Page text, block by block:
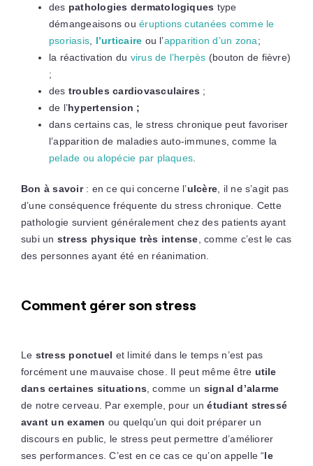
des pathologies dermatologiques type
démangeaisons ouéruptions cutanées comme le
psoriasis
l’urticaire ou l’apparition d’un zona;
la réactivation du virus de l’herpès (bouton de fièvre)
;
des troubles cardiovasculaires ;
de l’hypertension ;
dans certains cas, le stress chronique peut favoriser
l’apparition de maladies auto-immunes, comme la
pelade ou alopécie par plaques
Bon à savoir: en ce qui concerne l’ulcère , il ne s’agit pas
d’une conséquence fréquente du stress chronique. Cette
pathologie survient généralement chez des patients ayant
subi un stress physique très intense , comme c’est le cas
des personnes ayant été en réanimation.
Comment gérer son stress
Le stress ponctuel et limité dans le temps n’est pas
forcément une mauvaise chose. Il peut même être utile
dans certaines situations , comme un signal d’alarme
de notre cerveau. Par exemple, pour unétudiant stressé
avant un examen ou quelqu’un qui doit préparer un
discours en public, le stress peut permettre d’améliorer
ses performances. C’est en ce cas ce qu’on appelle “le